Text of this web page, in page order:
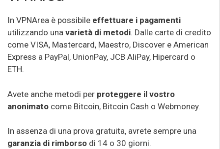
In VPNArea è possibile effettuare i pagamenti
utilizzando una varietà di metodi. Dalle carte di credito
come VISA, Mastercard, Maestro, Discover e American
Express a PayPal, UnionPay, JCB AliPay, Hipercard o
ETH.
Avete anche metodi per proteggere il vostro
anonimato come Bitcoin, Bitcoin Cash o Webmoney.
In assenza di una prova gratuita, avrete sempre una
garanzia di rimborso di 14 o 30 giorni.